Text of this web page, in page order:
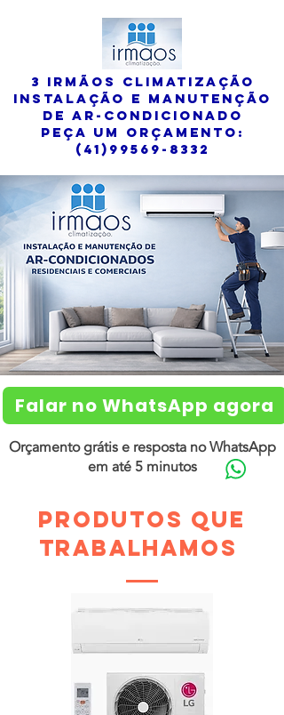
3 irmãos climatização
instalação e manutenção
de ar-condicionado
peça um orçamento:
(41)99569-8332
Falar no WhatsApp agora
Orçamento grátis e resposta no WhatsApp
em até 5 minutos
produtos que
trabalhamos